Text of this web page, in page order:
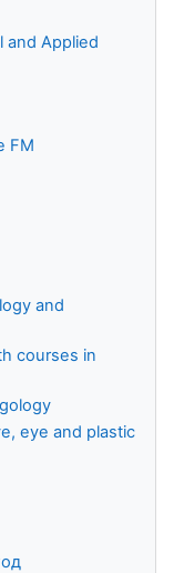
and Applied
FM
and
courses in
eye and plastic